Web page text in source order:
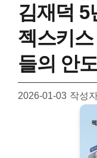
김재덕 5
젝스키
들의 안
2026-01-03 작성